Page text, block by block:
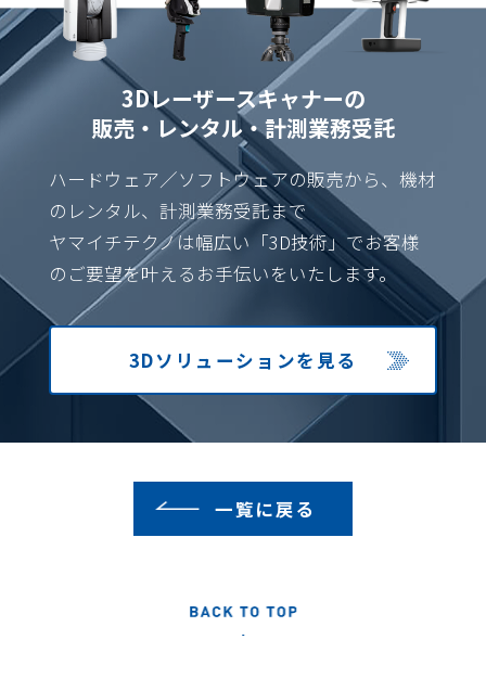
3Dレーザースキャナーの
販売・レンタル・計測業務受託
ハードウェア／ソフトウェアの販売から、機材
のレンタル、計測業務受託まで
ヤマイチテクノは幅広い「3D技術」でお客様
のご要望を叶えるお手伝いをいたします。
3Dソリューションを見る
一覧に戻る